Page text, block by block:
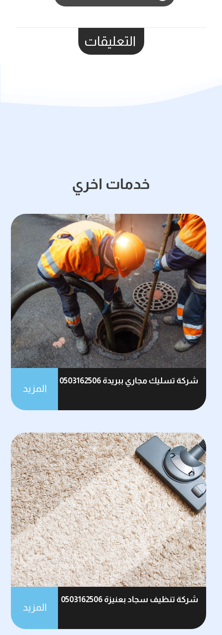
التعليقات
خدمات اخري
شركة تسليك مجاري ببريدة 0503162506
المزيد
شركة تنظيف سجاد بعنيزة 0503162506
المزيد